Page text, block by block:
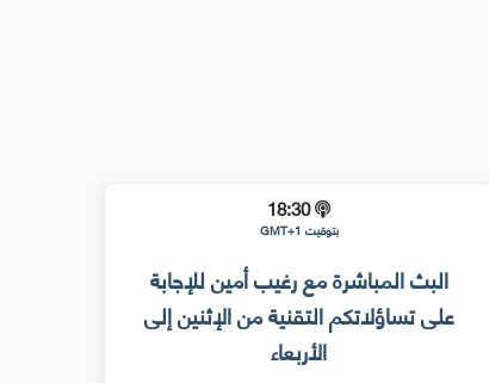
18:30
بتوقيت GMT+1
البث المباشرة مع رغيب أمين للإجابة
على تساؤلاتكم التقنية من الإثنين إلى
الأربعاء